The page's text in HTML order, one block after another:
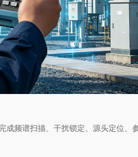
频谱扫描、干扰锁定、源头定位